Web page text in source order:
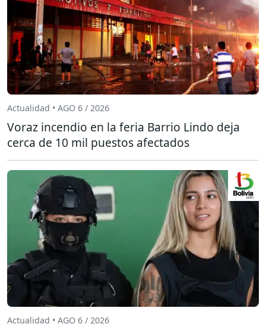
Actualidad • AGO 6 / 2026
Voraz incendio en la feria Barrio Lindo deja
cerca de 10 mil puestos afectados
Actualidad • AGO 6 / 2026